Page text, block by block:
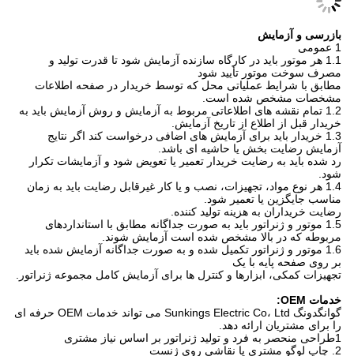
بازرسی و آزمایش
1 عمومی
1.1 هر موتور باید در کارگاه سازنده آزمایش شود تا قدرت تولید و
مصرف سوخت موتور تأیید شود
مطابق با شرایط عملیاتی محل که توسط خریدار در صفحه اطلاعات
مشخصات مشخص شده است.
1.2 تمام نقشه های اطلاعاتی مربوط به آزمایش و روش آزمایش باید به
خریدار قبل از اطلاع از تاریخ آزمایش.
1.3 خریدار باید برای آزمایش های اضافی درخواست کند اگر نتایج
آزمایش رضایت بخش یا حاشیه ای باشد.
رد شده باید به رضایت خریدار تعمیر یا تعویض شود و آزمایشات تکرار
شود.
1.4 هر نوع مواد، تجهیزات، نصب و یا کار غیرقابل رضایت باید به زمان
مناسب جایگزین یا تعمیر شود.
رضایت خریداران به هزینه تولید کننده.
1.5 موتور و ژنراتور باید به صورت جداگانه مطابق با استانداردهای
مربوطه که در بالا مشخص شده است آزمایش شوند.
1.6 موتور و ژنراتور تکمیل شده و به صورت جداگانه آزمایش شده باید
بر روی صفحه پایه با یک
تجهیزات کمکی، ابزارها و کنترل ها برای آزمایش کامل مجموعه ژنراتور.
خدمات OEM:
گوانگدونگ Sunkings Electric Co، Ltd می تواند خدمات OEM حرفه ای
را برای مشتریان ارائه دهد.
1طراحی منحصر به فرد و تولید ژنراتور بر اساس نیاز مشتری
2. چاپ لوگو مشتری یا نقاشی روی ژنست